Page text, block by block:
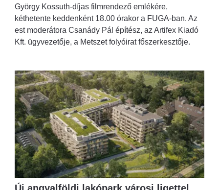
György Kossuth-díjas filmrendező emlékére,
kéthetente keddenként 18.00 órakor a FUGA-ban. Az
est moderátora Csanády Pál építész, az Artifex Kiadó
Kft. ügyvezetője, a Metszet folyóirat főszerkesztője.
Új angyalföldi lakópark városi ligettel